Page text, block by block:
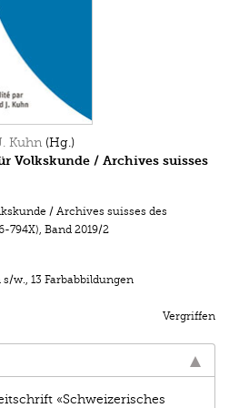
Kuhn (Hg.)
Volkskunde / Archives suisses
/ Archives suisses des
794X), Band 2019/2
s/w., 13 Farbabbildungen
Vergriffen
«Schweizerisches